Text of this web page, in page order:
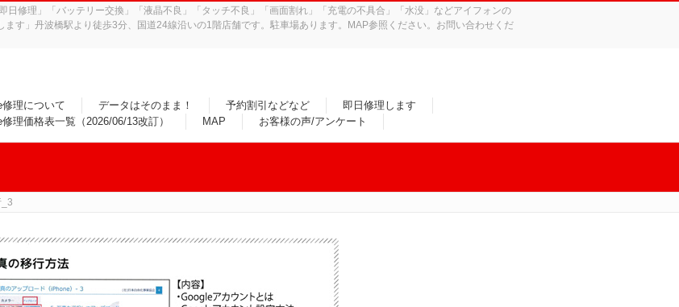
修理」「バッテリー交換」「液晶不良」「タッチ不良」「画面割れ」「充電の不具合」「水没」などアイフォンの
す」丹波橋駅より徒歩3分、国道24線沿いの1階店舗です。駐車場あります。MAP参照ください。お問い合わせくだ
修理について データはそのまま！ 予約割引などなど
即日修理します
理価格表一覧（2026/06/13改訂）
MAP お客様の声/アンケート